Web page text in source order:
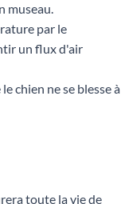
museau.
par le
un flux d'air
chien ne se blesse à
toute la vie de